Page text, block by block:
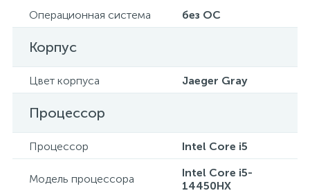
Операционная система
без ОС
Корпус
Цвет корпуса Jaeger Gray
Процессор
Процессор Intel Core i5
Модель процессора
Intel Core i5-
14450HX